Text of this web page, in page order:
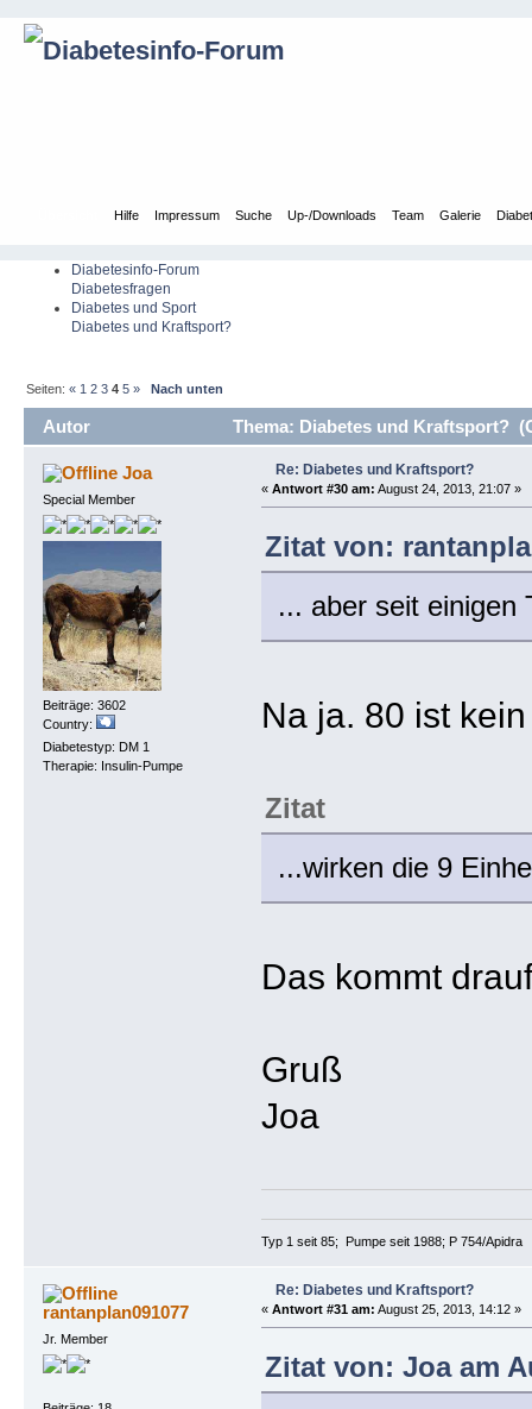
Hilfe Impressum Suche Up-/Downloads Team Galerie
Diabetesinfo-Forum
Diabetesfragen
Diabetes und Sport
Diabetes und Kraftsport?
Seiten:« 1 2 3 4 5 » Nach unten
Autor Thema: Diabetes und Kraftsport?
Joa
Special Member
Beiträge: 3602
Country:
Diabetestyp: DM 1
Therapie: Insulin-Pumpe
Re: Diabetes und Kraftsport?
« Antwort #30 am: August 24, 2013, 21:07 »
Zitat von:
... aber seit einigen
Na ja. 80 ist
Zitat
...wirken die 9
Das kommt
Gruß
Joa
Typ 1 seit 85; Pumpe seit 1988; P 754/Apidra
rantanplan091077
Jr. Member
Re: Diabetes und Kraftsport?
« Antwort #31 am: August 25, 2013, 14:12 »
Zitat von: Joa am